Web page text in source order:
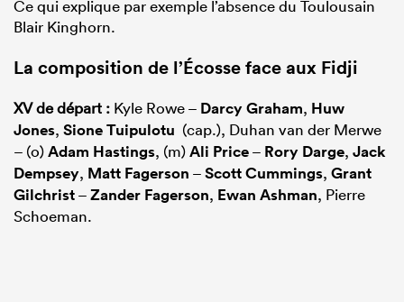
Ce qui explique par exemple l’absence du Toulousain
Blair Kinghorn.
La composition de l’Écosse face aux Fidji
XV de départ : Kyle Rowe – Darcy Graham, Huw
Jones, Sione Tuipulotu (cap.), Duhan van der Merwe
– (o)Adam Hastings, (m)Ali Price– Rory Darge, Jack
Dempsey, Matt Fagerson –Scott Cummings, Grant
Gilchrist–Zander Fagerson, Ewan Ashman, Pierre
Schoeman.